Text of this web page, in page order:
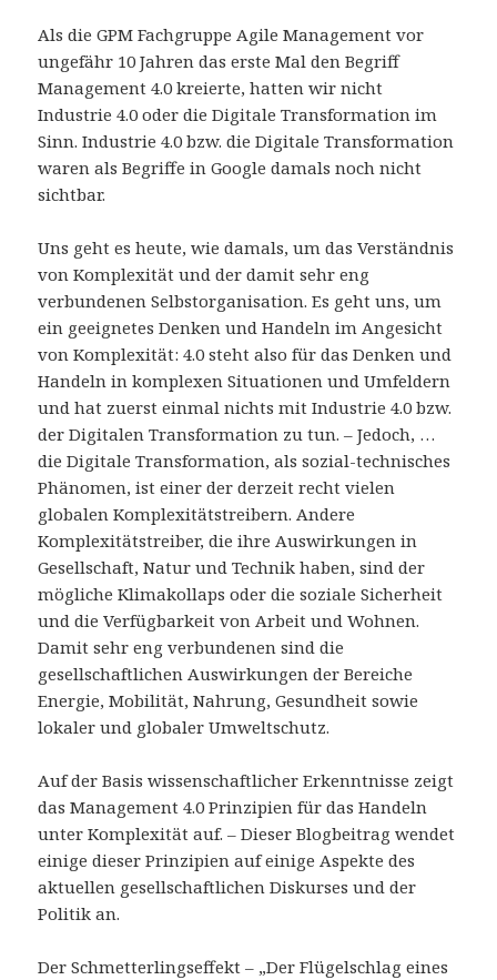
Als die GPM Fachgruppe Agile Management vor
ungefähr 10 Jahren das erste Mal den Begriff
Management 4.0 kreierte, hatten wir nicht
Industrie 4.0 oder die Digitale Transformation im
Sinn. Industrie 4.0 bzw. die Digitale Transformation
waren als Begriffe in Google damals noch nicht
sichtbar.
Uns geht es heute, wie damals, um das Verständnis
von Komplexität und der damit sehr eng
verbundenen Selbstorganisation. Es geht uns, um
ein geeignetes Denken und Handeln im Angesicht
von Komplexität: 4.0 steht also für das Denken und
Handeln in komplexen Situationen und Umfeldern
und hat zuerst einmal nichts mit Industrie 4.0 bzw.
der Digitalen Transformation zu tun. – Jedoch, …
die Digitale Transformation, als sozial-technisches
Phänomen, ist einer der derzeit recht vielen
globalen Komplexitätstreibern. Andere
Komplexitätstreiber, die ihre Auswirkungen in
Gesellschaft, Natur und Technik haben, sind der
mögliche Klimakollaps oder die soziale Sicherheit
und die Verfügbarkeit von Arbeit und Wohnen.
Damit sehr eng verbundenen sind die
gesellschaftlichen Auswirkungen der Bereiche
Energie, Mobilität, Nahrung, Gesundheit sowie
lokaler und globaler Umweltschutz.
Auf der Basis wissenschaftlicher Erkenntnisse zeigt
das Management 4.0 Prinzipien für das Handeln
unter Komplexität auf. – Dieser Blogbeitrag wendet
einige dieser Prinzipien auf einige Aspekte des
aktuellen gesellschaftlichen Diskurses und der
Politik an.
Der Schmetterlingseffekt – „Der Flügelschlag eines